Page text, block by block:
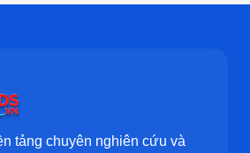
tảng chuyên nghiên cứu và